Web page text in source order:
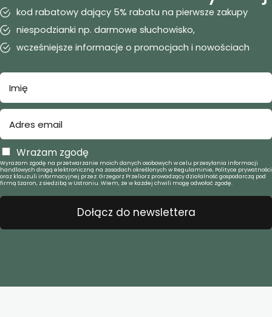
kod rabatowy dający 5% rabatu na pierwsze zakupy
niespodzianki np. darmowe słuchowisko,
wcześniejsze informacje o promocjach i nowościach
Wrażam zgodę
Wyrażam zgodę na przetwarzanie moich danych osobowych w celu przesyłania informacji
handlowych drogą elektroniczną na zasadach określonych w Regulaminie, Polityce prywatności
oraz klauzuli informacyjnej przez: Grzegorz Przeliorz prowadzący działalność gospodarczą pod
firmą Szaron, z siedzibą w Ustroniu. Wiem, że w każdej chwili mogę odwołać zgodę.
Dołącz do newslettera